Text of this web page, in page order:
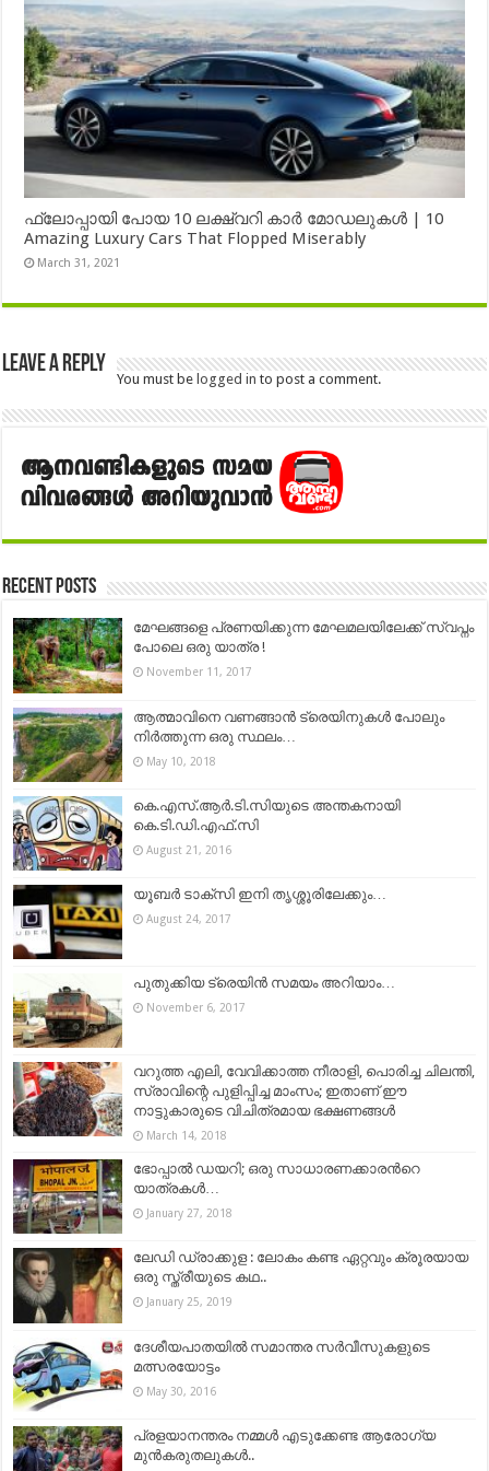
ഫ്ലോപ്പായി പോയ 10 ലക്ഷ്വറി കാർ മോഡലുകൾ | 10
Amazing Luxury Cars That Flopped Miserably
March 31, 2021
Leave a Reply
You must be logged in to post a comment.
Recent Posts
മേഘങ്ങളെ പ്രണയിക്കുന്ന മേഘമലയിലേക്ക് സ്വപ്നം
പോലെ ഒരു യാത്ര !
November 11, 2017
ആത്മാവിനെ വണങ്ങാൻ ട്രെയിനുകള്‍ പോലും
നിർത്തുന്ന ഒരു സ്ഥലം…
May 10, 2018
കെ.എസ്.ആര്‍.ടി.സിയുടെ അന്തകനായി
കെ.ടി.ഡി.എഫ്.സി
August 21, 2016
യൂബര്‍ ടാക്‌സി ഇനി തൃശ്ശൂരിലേക്കും…
August 24, 2017
പുതുക്കിയ ട്രെയിന്‍ സമയം അറിയാം…
November 6, 2017
വറുത്ത എലി, വേവിക്കാത്ത നീരാളി, പൊരിച്ച ചിലന്തി,
സ്രാവിന്റെ പുളിപ്പിച്ച മാംസം; ഇതാണ് ഈ
നാട്ടുകാരുടെ വിചിത്രമായ ഭക്ഷണങ്ങള്‍
March 14, 2018
ഭോപ്പാല്‍ ഡയറി; ഒരു സാധാരണക്കാരന്‍റെ
യാത്രകള്‍…
January 27, 2018
ലേഡി ഡ്രാക്കുള : ലോകം കണ്ട ഏറ്റവും ക്രൂരയായ
ഒരു സ്ത്രീയുടെ കഥ..
January 25, 2019
ദേശീയപാതയില്‍ സമാന്തര സര്‍വീസുകളുടെ
മത്സരയോട്ടം
May 30, 2016
പ്രളയാനന്തരം നമ്മൾ എടുക്കേണ്ട ആരോഗ്യ
മുൻകരുതലുകൾ..